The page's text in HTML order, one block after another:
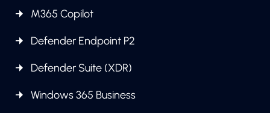
M365 Copilot
Defender Endpoint P2
Defender Suite (XDR)
Windows 365 Business